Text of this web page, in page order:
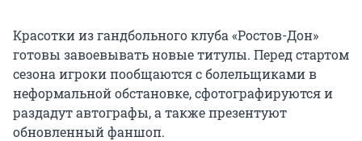
Красотки из гандбольного клуба «Ростов-Дон»
готовы завоевывать новые титулы. Перед стартом
сезона игроки пообщаются с болельщиками в
неформальной обстановке, сфотографируются и
раздадут автографы, а также презентуют
обновленный фаншоп.